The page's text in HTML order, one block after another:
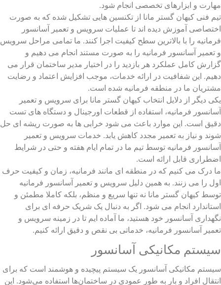
مهارت و ابزارهای تخصصی انجام شود.
تیم فنی کیهان گستر مانا از تکنسین هایی تشکیل شده که به صورت
اختصاصی آموزش دیده اند تا عملیات سرویس و تعمیر آسانسور
فرمانیه را با بالاترین سطح کیفیت اجرا کنند. ما تمامی مراحل سرویس
و تعمیر آسانسور فرمانیه را به صورت مستند انجام می دهیم و
گزارش کامل عملکرد هر بازدید را در اختیار مدیر ساختمان قرار می
دهیم. این شفافیت در ارائه خدمات، موجب افزایش اعتماد و رضایت
مشتریان ما در منطقه فرمانیه شده است.
یکی دیگر از دلایل انتخاب کیهان گستر مانا برای سرویس و تعمیر
آسانسور فرمانیه، استفاده از قطعات اورجینال و دستگاه های تست
دقیق است. این موارد باعث می شود خرابی ها به صورت ریشه ای حل
شوند و نیاز به تعمیر مجدد کاهش یابد. خدمات سرویس و تعمیر
آسانسور فرمانیه توسط تیم ما در تمام ایام هفته و حتی در شرایط
اضطراری قابل ارائه است.
ما درک می کنیم که در منطقه ای مانند فرمانیه، زمان و کیفیت حرف
اول را می زنند. به همین دلیل سرویس و تعمیر آسانسور فرمانیه
توسط کیهان گستر مانا نه تنها سریع و منظم، بلکه کاملا مطمئن و
استاندارد انجام می شود. اگر به دنبال یک شریک حرفه ای برای
نگهداری آسانسور خود هستید، ما آماده ایم تا در زمینه سرویس و
تعمیر آسانسور فرمانیه، خدماتی بی نقص و دقیق ارائه کنیم.
سیستم مکانیکی آسانسور
سیستم مکانیکی آسانسور یک سیستم پیچیده و هوشمند است که برای
انتقال افراد و بار به طور عمودی در ساختمان‌ها استفاده می‌شود. این